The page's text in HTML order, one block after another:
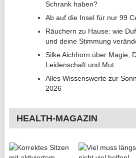
Schrank haben?
Ab auf die Insel für nur 99
Räuchern zu Hause: wie
und deine Stimmung
Silke Aichhorn über Magie,
Leidenschaft und Mut
Alles Wissenswerte zur
2026
HEALTH-MAGAZIN